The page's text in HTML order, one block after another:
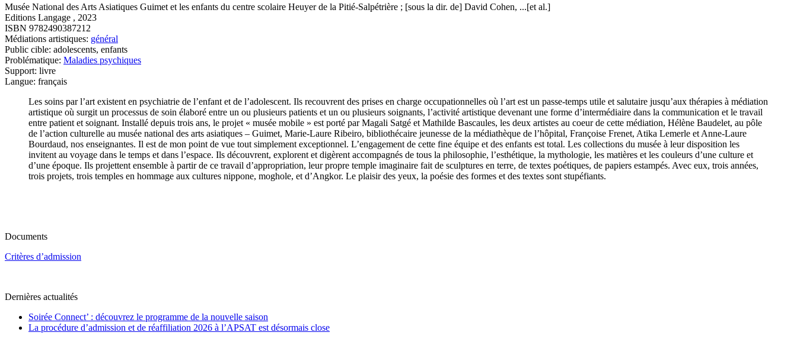
Musée National des Arts Asiatiques Guimet et les enfants du centre scolaire Heuyer de la Pitié-Salpétrière ; [sous la dir. de] David Cohen, ...[et al.]
Editions Langage , 2023
ISBN 9782490387212
Médiations artistiques: général
Public cible: adolescents, enfants
Problématique: Maladies psychiques
Support: livre
Langue: français
Les soins par l’art existent en psychiatrie de l’enfant et de l’adolescent. Ils recouvrent des prises en charge occupationnelles où l’art est un passe-temps utile et salutaire jusqu’aux thérapies à médiation
artistique où surgit un processus de soin élaboré entre un ou plusieurs patients et un ou plusieurs soignants, l’activité artistique devenant une forme d’intermédiaire dans la communication et le travail
entre patient et soignant. Installé depuis trois ans, le projet « musée mobile » est porté par Magali Satgé et Mathilde Bascaules, les deux artistes au coeur de cette médiation, Hélène Baudelet, au pôle
de l’action culturelle au musée national des arts asiatiques – Guimet, Marie-Laure Ribeiro, bibliothécaire jeunesse de la médiathèque de l’hôpital, Françoise Frenet, Atika Lemerle et Anne-Laure
Bourdaud, nos enseignantes. Il est de mon point de vue tout simplement exceptionnel. L’engagement de cette fine équipe et des enfants est total. Les collections du musée à leur disposition les
invitent au voyage dans le temps et dans l’espace. Ils découvrent, explorent et digèrent accompagnés de tous la philosophie, l’esthétique, la mythologie, les matières et les couleurs d’une culture et
d’une époque. Ils projettent ensemble à partir de ce travail d’appropriation, leur propre temple imaginaire fait de sculptures en terre, de textes poétiques, de papiers estampés. Avec eux, trois années,
trois projets, trois temples en hommage aux cultures nippone, moghole, et d’Angkor. Le plaisir des yeux, la poésie des formes et des textes sont stupéfiants.
Documents
Critères d’admission
Dernières actualités
Soirée Connect’ : découvrez le programme de la nouvelle saison
La procédure d’admission et de réaffiliation 2026 à l’APSAT est désormais close